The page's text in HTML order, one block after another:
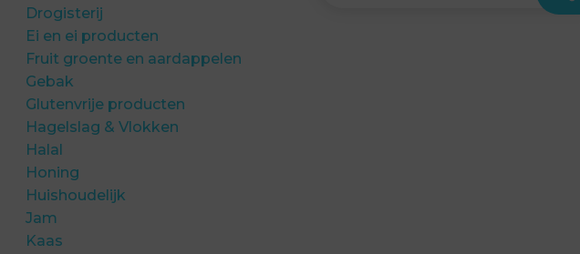
Drogisterij
Ei en ei producten
Fruit groente en aardappelen
Gebak
Glutenvrije producten
Hagelslag & Vlokken
Halal
Honing
Huishoudelijk
Jam
Kaas